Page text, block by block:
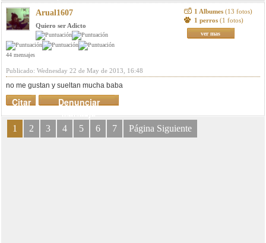
Arual1607
Quiero ser Adicto
44 mensajes
1 Albumes (13 fotos)
1 perros (1 fotos)
ver mas
Publicado: Wednesday 22 de May de 2013, 16:48
no me gustan y sueltan mucha baba
Denunciar
mensaje
Citar
1 2 3 4 5 6 7 Página Siguiente